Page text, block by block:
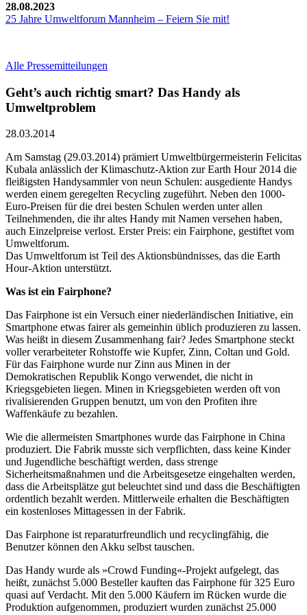
28.08.2023
25 Jahre Umweltforum Mannheim – Feiern Sie mit!
Alle Pressemitteilungen
Geht’s auch richtig smart? Das Handy als
Umweltproblem
28.03.2014
Am Samstag (29.03.2014) prämiert Umweltbürgermeisterin Felicitas
Kubala anlässlich der Klimaschutz-Aktion zur Earth Hour 2014 die
fleißigsten Handysammler von neun Schulen: ausgediente Handys
werden einem geregelten Recycling zugeführt. Neben den 1000-
Euro-Preisen für die drei besten Schulen werden unter allen
Teilnehmenden, die ihr altes Handy mit Namen versehen haben,
auch Einzelpreise verlost. Erster Preis: ein Fairphone, gestiftet vom
Umweltforum.
Das Umweltforum ist Teil des Aktionsbündnisses, das die Earth
Hour-Aktion unterstützt.
Was ist ein Fairphone?
Das Fairphone ist ein Versuch einer niederländischen Initiative, ein
Smartphone etwas fairer als gemeinhin üblich produzieren zu lassen.
Was heißt in diesem Zusammenhang fair? Jedes Smartphone steckt
voller verarbeiteter Rohstoffe wie Kupfer, Zinn, Coltan und Gold.
Für das Fairphone wurde nur Zinn aus Minen in der
Demokratischen Republik Kongo verwendet, die nicht in
Kriegsgebieten liegen. Minen in Kriegsgebieten werden oft von
rivalisierenden Gruppen benutzt, um von den Profiten ihre
Waffenkäufe zu bezahlen.
Wie die allermeisten Smartphones wurde das Fairphone in China
produziert. Die Fabrik musste sich verpflichten, dass keine Kinder
und Jugendliche beschäftigt werden, dass strenge
Sicherheitsmaßnahmen und die Arbeitsgesetze eingehalten werden,
dass die Arbeitsplätze gut beleuchtet sind und dass die Beschäftigten
ordentlich bezahlt werden. Mittlerweile erhalten die Beschäftigten
ein kostenloses Mittagessen in der Fabrik.
Das Fairphone ist reparaturfreundlich und recyclingfähig, die
Benutzer können den Akku selbst tauschen.
Das Handy wurde als »Crowd Funding«-Projekt aufgelegt, das
heißt, zunächst 5.000 Besteller kauften das Fairphone für 325 Euro
quasi auf Verdacht. Mit den 5.000 Käufern im Rücken wurde die
Produktion aufgenommen, produziert wurden zunächst 25.000